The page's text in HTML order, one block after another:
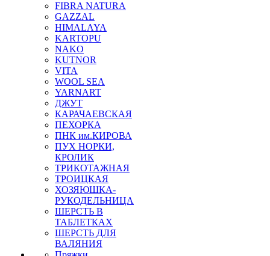
FIBRA NATURA
GAZZAL
HIMALAYA
KARTOPU
NAKO
KUTNOR
VITA
WOOL SEA
YARNART
ДЖУТ
КАРАЧАЕВСКАЯ
ПЕХОРКА
ПНК им.КИРОВА
ПУХ НОРКИ,
КРОЛИК
ТРИКОТАЖНАЯ
ТРОИЦКАЯ
ХОЗЯЮШКА-
РУКОДЕЛЬНИЦА
ШЕРСТЬ В
ТАБЛЕТКАХ
ШЕРСТЬ ДЛЯ
ВАЛЯНИЯ